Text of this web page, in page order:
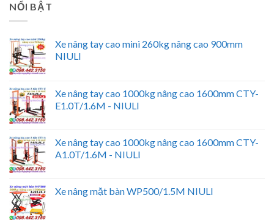
NỔI BẬT
Xe nâng tay cao mini 260kg nâng cao 900mm
NIULI
Xe nâng tay cao 1000kg nâng cao 1600mm CTY-
E1.0T/1.6M - NIULI
Xe nâng tay cao 1000kg nâng cao 1600mm CTY-
A1.0T/1.6M - NIULI
Xe nâng mặt bàn WP500/1.5M NIULI